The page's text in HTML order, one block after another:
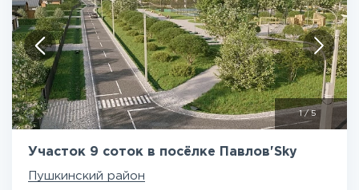
1/5
Участок 9 соток в посёлке Павлов'Sky
Пушкинский район